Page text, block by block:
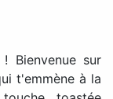
Bienvenue sur
t'emmène à la